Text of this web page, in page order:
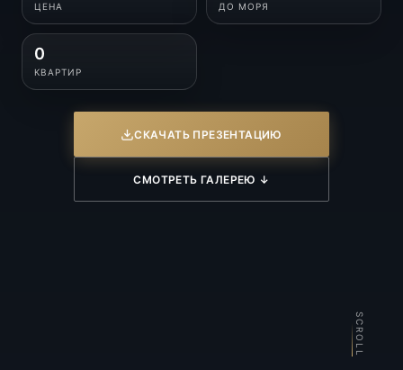
SCROLL
ЦЕНА ДО МОРЯ
0
КВАРТИР
СКАЧАТЬ ПРЕЗЕНТАЦИЮ
СМОТРЕТЬ ГАЛЕРЕЮ ↓